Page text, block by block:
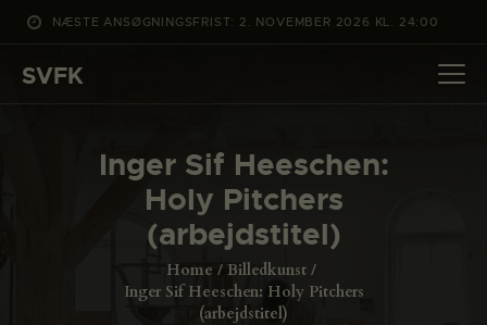
NÆSTE ANSØGNINGSFRIST: 2. NOVEMBER 2026 KL. 24:00
SVFK
Inger Sif Heeschen:
Holy Pitchers
(arbejdstitel)
Home
Billedkunst
Inger Sif Heeschen: Holy Pitchers
(arbejdstitel)
DET SKER
PROJEKTER
CHANNEL
ANSØG
OM SVFK